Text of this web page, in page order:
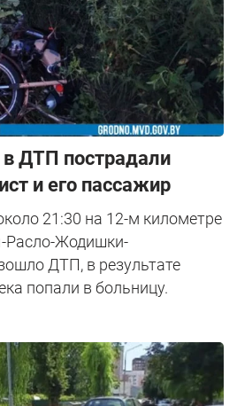
ДТП пострадали
и его пассажир
21:30 на 12-м километре
Расло-Жодишки-
ДТП, в результате
попали в больницу.